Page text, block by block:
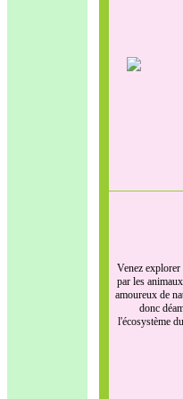
Venez explorer
par les
amoureux de
donc
l'écosystème